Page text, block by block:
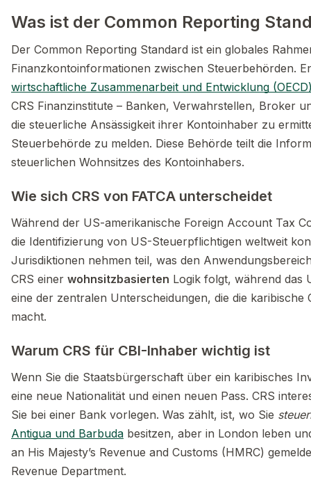
Was ist der Common Reporting
Der Common Reporting Standard ist ein globales
Finanzkontoinformationen zwischen Steuerbehörden.
wirtschaftliche Zusammenarbeit und Entwicklung
CRS Finanzinstitute – Banken, Verwahrstellen, Broker
die steuerliche Ansässigkeit ihrer Kontoinhaber zu
Steuerbehörde zu melden. Diese Behörde teilt die
steuerlichen Wohnsitzes des Kontoinhabers.
Wie sich CRS von FATCA unterscheidet
Während der US-amerikanische Foreign Account Tax
die Identifizierung von US-Steuerpflichtigen weltweit
Jurisdiktionen nehmen teil, was den
CRS einer wohnsitzbasierten Logik folgt, während das
eine der zentralen Unterscheidungen, die die
macht.
Warum CRS für CBI-Inhaber wichtig ist
Wenn Sie die Staatsbürgerschaft über ein karibisches
eine neue Nationalität und einen neuen Pass. CRS
Sie bei einer Bank vorlegen. Was zählt, ist, wo Sie
Antigua und Barbuda besitzen, aber in London leben
an His Majesty’s Revenue and Customs (HMRC)
Revenue Department.